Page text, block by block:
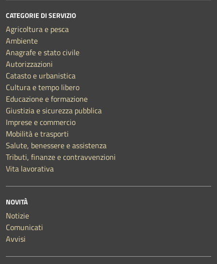
CATEGORIE DI SERVIZIO
Agricoltura e pesca
Ambiente
Anagrafe e stato civile
Autorizzazioni
Catasto e urbanistica
Cultura e tempo libero
Educazione e formazione
Giustizia e sicurezza pubblica
Imprese e commercio
Mobilità e trasporti
Salute, benessere e assistenza
Tributi, finanze e contravvenzioni
Vita lavorativa
NOVITÀ
Notizie
Comunicati
Avvisi